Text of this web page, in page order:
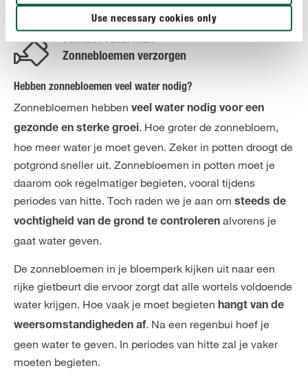
Use necessary cookies only
CORRECT VERZORGEN
Zonnebloemen verzorgen
Hebben zonnebloemen veel water nodig?
Zonnebloemen hebben veel water nodig voor een
gezonde en sterke groei. Hoe groter de zonnebloem,
hoe meer water je moet geven. Zeker in potten droogt de
potgrond sneller uit. Zonnebloemen in potten moet je
daarom ook regelmatiger begieten, vooral tijdens
periodes van hitte. Toch raden we je aan om steeds de
vochtigheid van de grond te controleren alvorens je
gaat water geven.
De zonnebloemen in je bloemperk kijken uit naar een
rijke gietbeurt die ervoor zorgt dat alle wortels voldoende
water krijgen. Hoe vaak je moet begieten hangt van de
weersomstandigheden af. Na een regenbui hoef je
geen water te geven. In periodes van hitte zal je vaker
moeten begieten.